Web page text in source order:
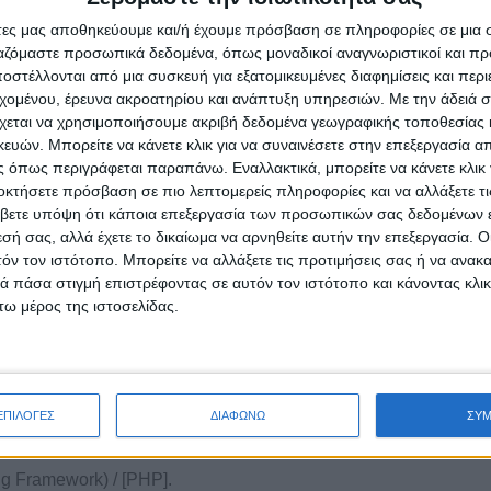
μας αποθηκεύουμε και/ή έχουμε πρόσβαση σε πληροφορίες σε
προσωπικά δεδομένα, όπως μοναδικοί αναγνωριστικοί και
από μια συσκευή για εξατομικευμένες διαφημίσεις και
έρευνα ακροατηρίου και ανάπτυξη υπηρεσιών. Με την άδειά
να χρησιμοποιήσουμε ακριβή δεδομένα γεωγραφικής τοποθεσίας
Μπορείτε να κάνετε κλικ για να συναινέσετε στην επεξεργασία
περιγράφεται παραπάνω. Εναλλακτικά, μπορείτε να κάνετε κλικ
πρόσβαση σε πιο λεπτομερείς πληροφορίες και να αλλάξετε
υπόψη ότι κάποια επεξεργασία των προσωπικών σας δεδομένων
σας, αλλά έχετε το δικαίωμα να αρνηθείτε αυτήν την επεξεργασία.
τον ιστότοπο. Μπορείτε να αλλάξετε τις προτιμήσεις σας ή να
στιγμή επιστρέφοντας σε αυτόν τον ιστότοπο και κάνοντας
μέρος της ιστοσελίδας.
ΔΙΑΦΩΝΩ
και καινοτομία, σχεδιάζοντας και εφαρμόζοντας λύσεις
νέφους, οι οποίες καλύπτουν πεδία όπως
δεδομένων, εξειδικευμένη προσομοίωση και
και οπτικοποίηση κ.λπ.
SA (CITE) is a Software Experts' Agency operating in the
in a wide range of business sectors, including
Security, Smart Agriculture, Culture, Education,
& Asset Management, Techno-economics etc.
30+ highly skilled and committed software engineers, the
systems utilising state-of-the-art technologies. CITE’s
entities, multinational companies and consortia.
and innovation, designing and implementing
information retrieval, (big/textual) data management,
processing and visualization, etc.
είναι οι εξής / Our stack consists of:
Framework) / [PHP].